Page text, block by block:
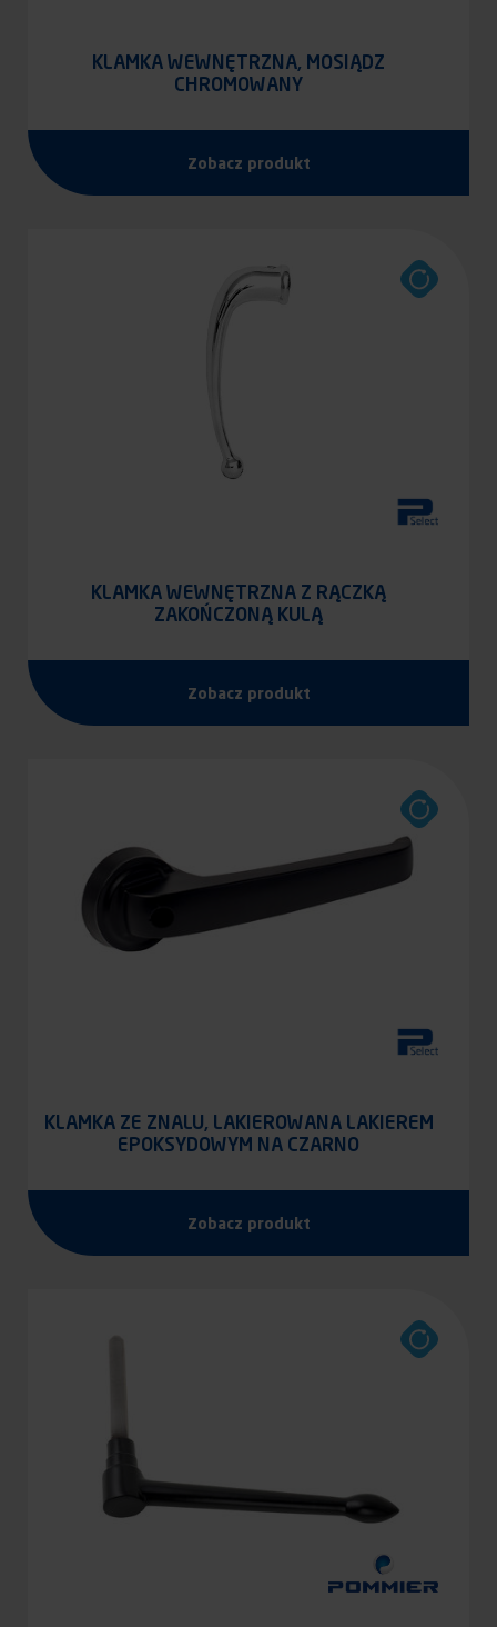
KLAMKA WEWNĘTRZNA, MOSIĄDZ
CHROMOWANY
Zobacz produkt
KLAMKA WEWNĘTRZNA Z RĄCZKĄ
ZAKOŃCZONĄ KULĄ
Zobacz produkt
KLAMKA ZE ZNALU, LAKIEROWANA LAKIEREM
EPOKSYDOWYM NA CZARNO
Zobacz produkt